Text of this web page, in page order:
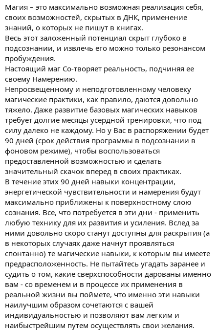
я
Магия – это максимально возможная реализация себя,
своих возможностей, скрытых в ДНК, применение
знаний, о которых не пишут в книгах.
Весь этот заложенный потенциал скрыт глубоко в
подсознании, и извлечь его можно только резонансом
пробуждения.
Настоящий маг Со-творяет реальность, подчиняя ее
своему Намерению.
Непросвещенному и неподготовленному человеку
магические практики, как правило, даются довольно
тяжело. Даже развитие базовых магических навыков
требует долгие месяцы усердной тренировки, что под
силу далеко не каждому. Но у Вас в распоряжении будет
90 дней (срок действия программы в подсознании в
фоновом режиме), чтобы воспользоваться
предоставленной возможностью и сделать
значительный скачок вперед в своих практиках.
В течение этих 90 дней навыки концентрации,
энергетической чувствительности и намерения будут
максимально приближены к поверхностному слою
сознания. Все, что потребуется в эти дни - применить
любую технику для их развития и усиления. Вслед за
ними довольно скоро станут доступны для раскрытия (а
в некоторых случаях даже начнут проявляться
спонтанно) те магические навыки, к которым вы имеете
предрасположенность. Не пытайтесь угадать заранее и
судить о том, какие сверхспособности дарованы именно
вам - со временем и в процессе их применения в
реальной жизни вы поймете, что именно эти навыки
наилучшим образом сочетаются с вашей
индивидуальностью и позволяют вам легким и
наибыстрейшим путем осуществлять свои желания.